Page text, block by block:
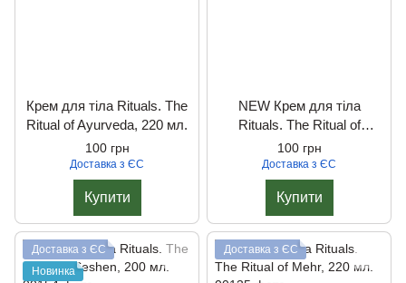
Крем для тіла Rituals. The
Ritual of Ayurveda, 220 мл.
100 грн
Доставка з ЄС
Купити
NEW Крем для тіла
Rituals. The Ritual of
Ayurveda, 220 мл.
100 грн
Доставка з ЄС
Купити
Доставка з ЄС
Новинка
Доставка з ЄС